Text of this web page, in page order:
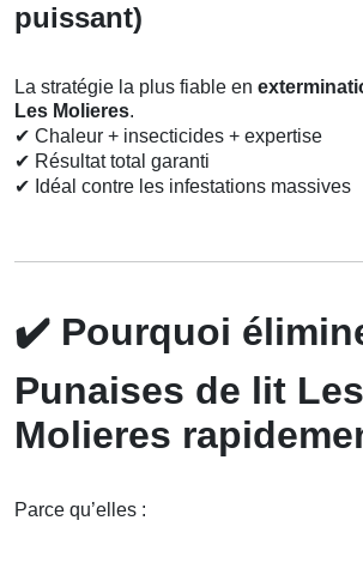
puissant)
La stratégie la plus fiable en
Les Molieres.
✔ Chaleur + insecticides + expertise
✔ Résultat total garanti
✔ Idéal contre les infestations massives
✔️ Pourquoi
Punaises de lit Les
Molieres
Parce qu’elles :